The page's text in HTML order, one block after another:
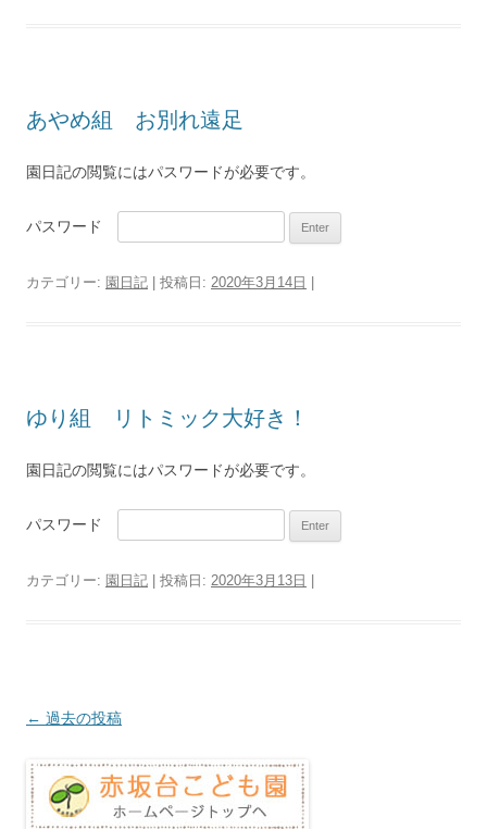
あやめ組 お別れ遠足
園日記の閲覧にはパスワードが必要です。
パスワード
カテゴリー: 園日記 | 投稿日: 2020年3月14日 |
ゆり組 リトミック大好き！
園日記の閲覧にはパスワードが必要です。
パスワード
カテゴリー: 園日記 | 投稿日: 2020年3月13日 |
投
ナ
ビ
← 過去の投稿